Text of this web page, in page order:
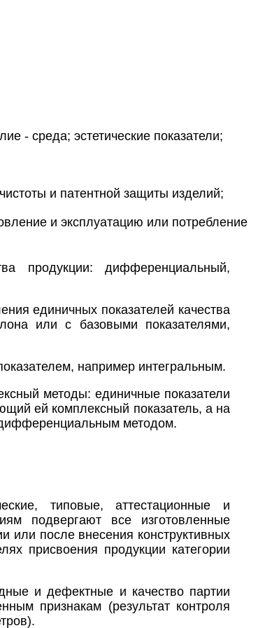
- среда; эстетические показатели;
и патентной защиты изделий;
и эксплуатацию или потребление
продукции: дифференциальный,
единичных показателей качества
или с базовыми показателями,
например интегральным.
методы: единичные показатели
ей комплексный показатель, а на
дифференциальным методом.
типовые, аттестационные и
подвергают все изготовленные
или после внесения конструктивных
присвоения продукции категории
и дефектные и качество партии
признакам (результат контроля